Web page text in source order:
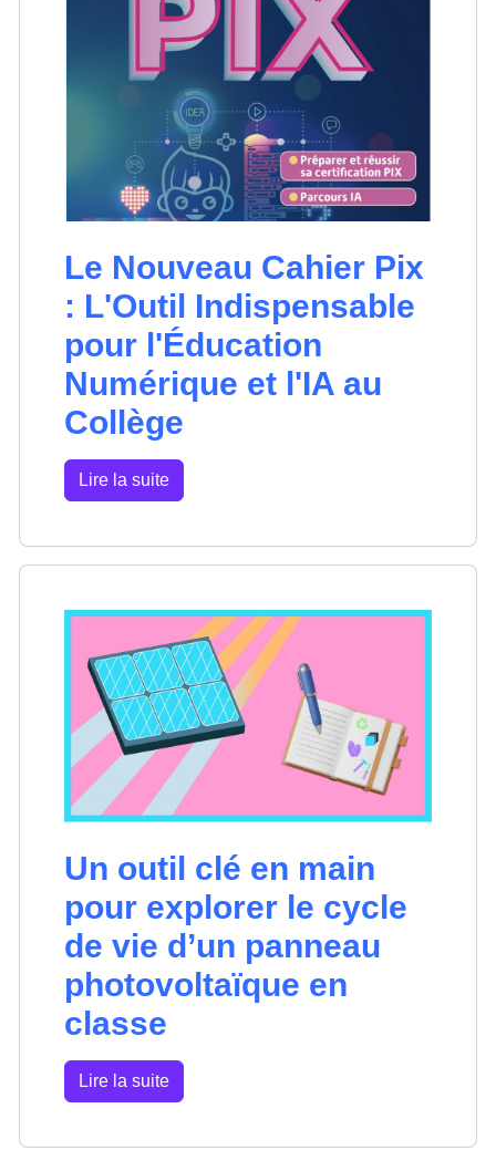
Le Nouveau Cahier Pix
: L'Outil Indispensable
pour l'Éducation
Numérique et l'IA au
Collège
Lire la suite
Un outil clé en main
pour explorer le cycle
de vie d’un panneau
photovoltaïque en
classe
Lire la suite